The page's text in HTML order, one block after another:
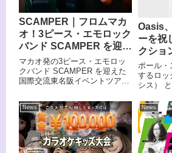
SCAMPER｜フロムマカ
オ！3ピース・エモロック
バンド SCAMPER を迎え
た国際交流イベントツア
ー決定
マカオ発の3ピース・エモロッ
クバンド SCAMPER を迎えた
国際交流東名阪イベントツアー
Oasis
ーを祝
クショ
ル・ス
ップス
グなど
ポール・
するロッ
シス）
News News